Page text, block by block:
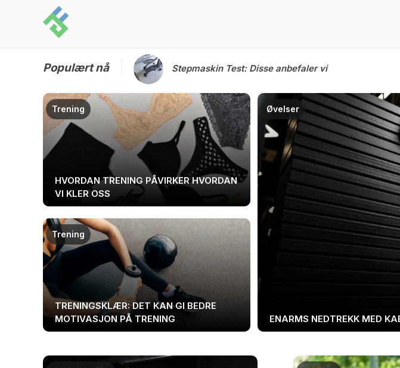
Populært nå Stepmaskin Test: Disse anbefaler vi
HVORDAN TRENING PÅVIRKER HVORDAN
VI KLER OSS
Trening
TRENINGSKLÆR: DET KAN GI BEDRE
MOTIVASJON PÅ TRENING
Trening
ENARMS NEDTREKK MED
Øvelser